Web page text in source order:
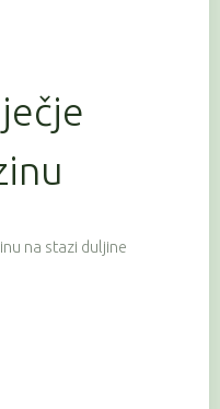
na stazi duljine